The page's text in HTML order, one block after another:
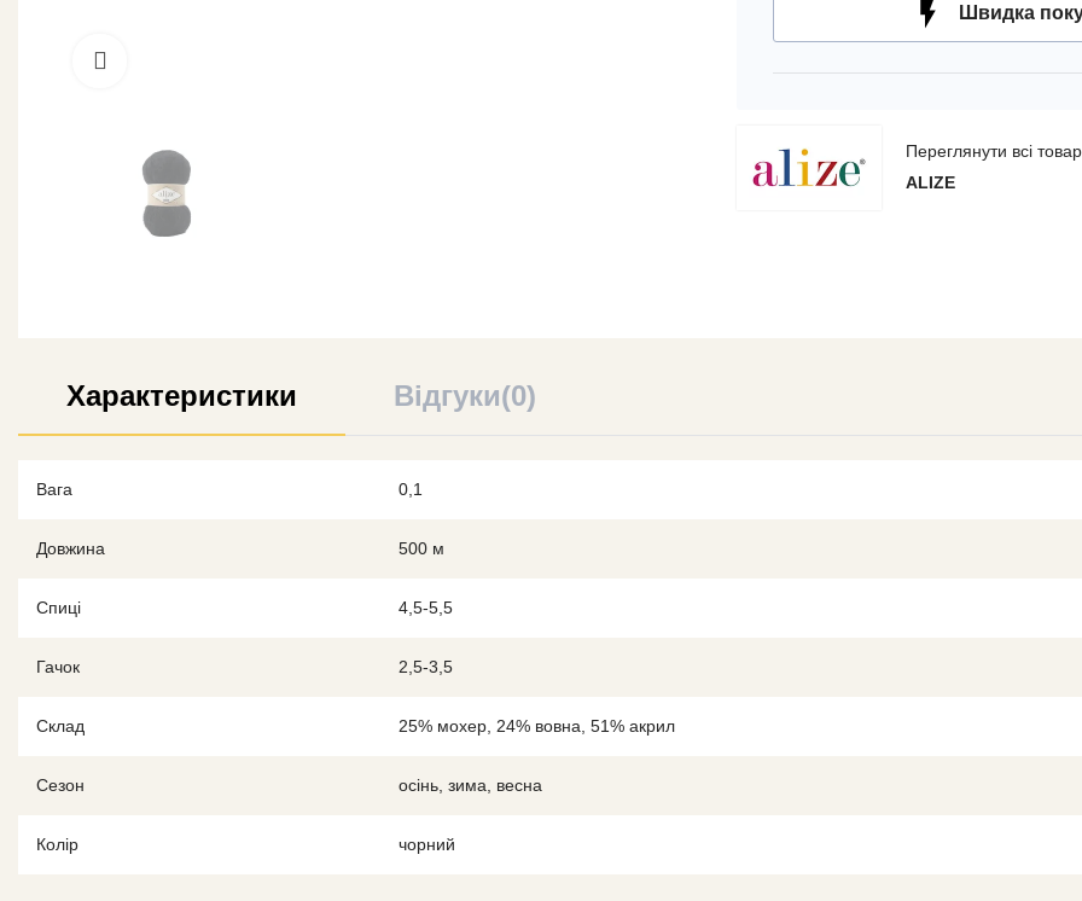
Швидка
Переглянути всі
ALIZE
Характеристики Відгуки(0)
Вага 0,1
Довжина 500 м
Спиці 4,5-5,5
Гачок 2,5-3,5
Склад 25% мохер, 24% вовна, 51% акрил
Сезон осінь, зима, весна
Колір чорний